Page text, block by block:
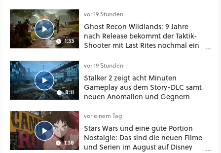
oder Diplomatie
1:33
vor 19 Stunden
Ghost Recon Wildlands: 9 Jahre
nach Release bekommt der Taktik-
Shooter mit Last Rites nochmal ein
8:11
vor 19 Stunden
Stalker 2 zeigt acht Minuten
Gameplay aus dem Story-DLC samt
neuen Anomalien und Gegnern
1:38
vor einem Tag
Stars Wars und eine gute Portion
Nostalgie: Das sind die neuen Filme
und Serien im August auf Disney